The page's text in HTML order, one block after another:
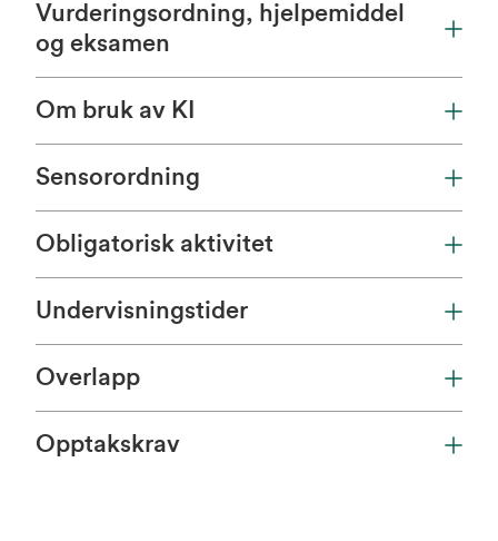
Vurderingsordning, hjelpemiddel
og eksamen
Om bruk av KI
Sensorordning
Obligatorisk aktivitet
Undervisningstider
Overlapp
Opptakskrav